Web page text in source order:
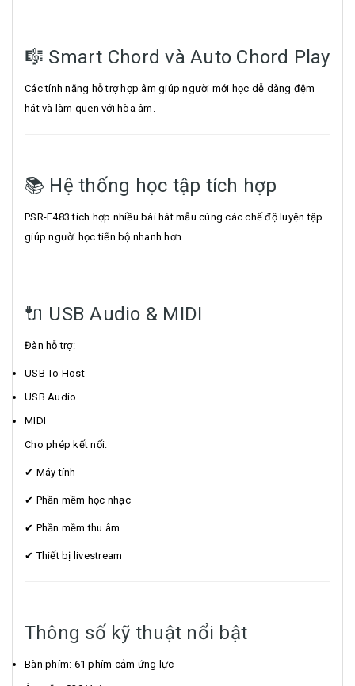
🎼 Smart Chord và Auto Chord Play
Các tính năng hỗ trợ hợp âm giúp người mới học dễ dàng đệm
hát và làm quen với hòa âm.
📚 Hệ thống học tập tích hợp
PSR-E483 tích hợp nhiều bài hát mẫu cùng các chế độ luyện tập
giúp người học tiến bộ nhanh hơn.
🔌 USB Audio & MIDI
Đàn hỗ trợ:
USB To Host
USB Audio
MIDI
Cho phép kết nối:
✔ Máy tính
✔ Phần mềm học nhạc
✔ Phần mềm thu âm
✔ Thiết bị livestream
Thông số kỹ thuật nổi bật
Bàn phím: 61 phím cảm ứng lực